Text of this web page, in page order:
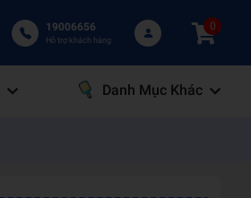
19006656
Hỗ trợ khách hàng
0
Danh Mục Khác